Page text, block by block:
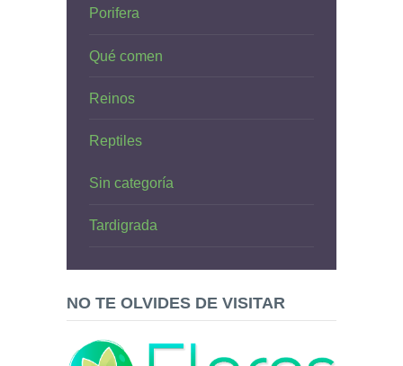
Porifera
Qué comen
Reinos
Reptiles
Sin categoría
Tardigrada
NO TE OLVIDES DE VISITAR